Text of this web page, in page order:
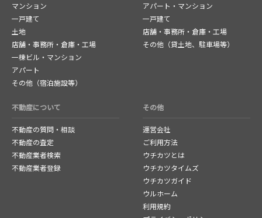
マンション
一戸建て
土地
店舗・事務所・倉庫・工場
一棟ビル・マンション
アパート
その他（宿泊施設等）
アパート・マンション
一戸建て
店舗・事務所・倉庫・工場
その他（貸土地、駐車場等）
不動産について
不動産の質問・相談
不動産の査定
不動産業者検索
不動産業者登録
その他
運営会社
ご利用方法
ウチカツとは
ウチカツタイムズ
ウチカツガイド
ウルホーム
利用規約